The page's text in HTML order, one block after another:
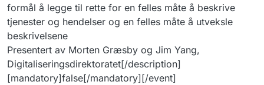
formål å legge til rette for en felles måte å beskrive
tjenester og hendelser og en felles måte å utveksle
beskrivelsene
Presentert av Morten Græsby og Jim Yang,
Digitaliseringsdirektoratet[/description]
[mandatory]false[/mandatory][/event]